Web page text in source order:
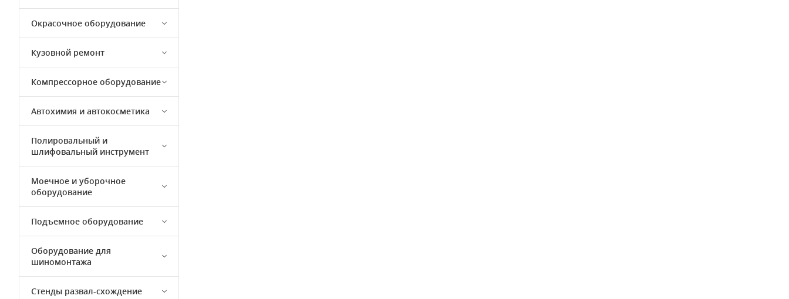
Окрасочное оборудование
Кузовной ремонт
Компрессорное оборудование
Автохимия и автокосметика
Полировальный и
шлифовальный инструмент
Моечное и уборочное
оборудование
Подъемное оборудование
Оборудование для
шиномонтажа
Стенды развал-схождение